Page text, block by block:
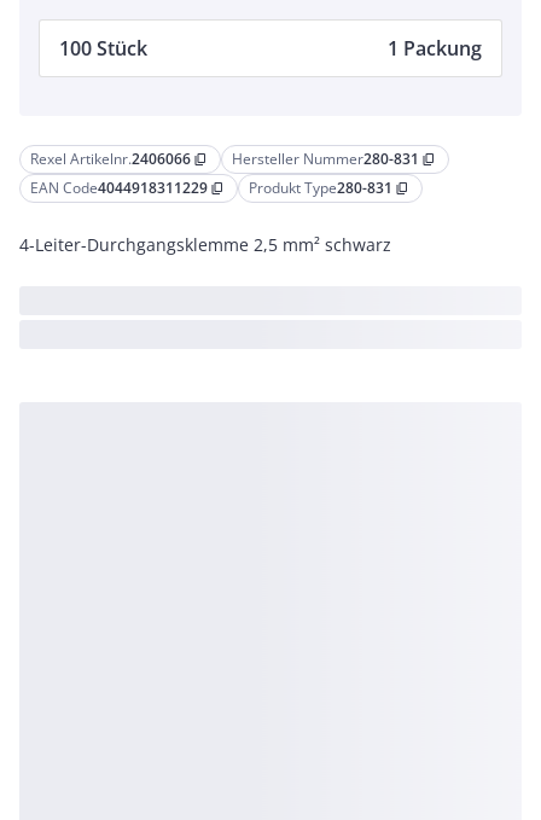
Rexel Artikelnr.2406066 content_copy Hersteller Nummer280-831 content_copy
EAN Code4044918311229 content_copy Produkt Type280-831 content_copy
4-Leiter-Durchgangsklemme 2,5 mm² schwarz
100 Stück 1 Packung